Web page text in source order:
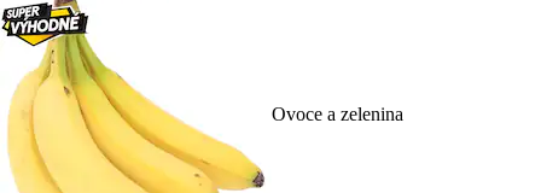
Ovoce a zelenina